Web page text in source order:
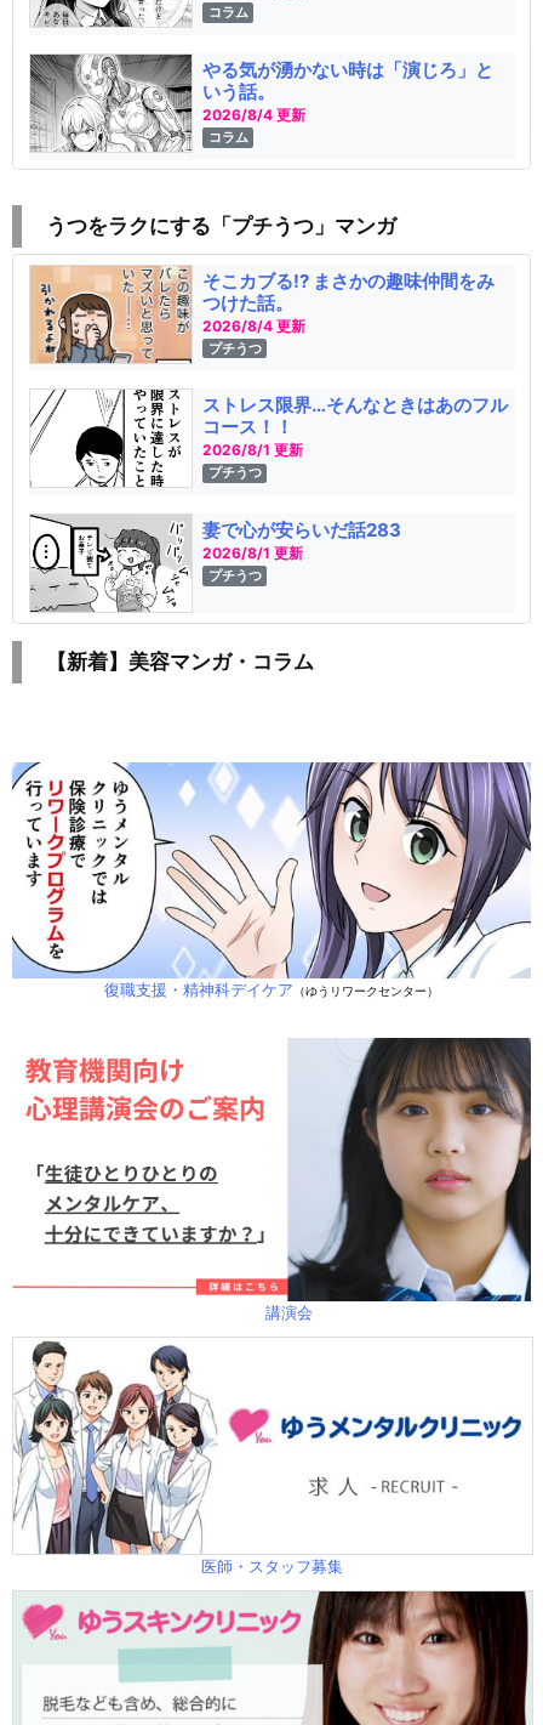
コラム
やる気が湧かない時は「演じろ」と
いう話。
2026/8/4 更新
コラム
うつをラクにする「プチうつ」マンガ
そこカブる!? まさかの趣味仲間をみ
つけた話。
2026/8/4 更新
プチうつ
ストレス限界…そんなときはあのフル
コース！！
2026/8/1 更新
プチうつ
妻で心が安らいだ話283
2026/8/1 更新
プチうつ
【新着】美容マンガ・コラム
復職支援・精神科デイケア （ゆうリワークセンター）
講演会
医師・スタッフ募集